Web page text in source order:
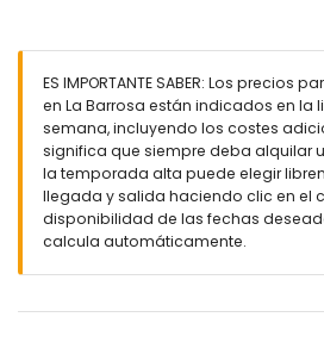
zona de estar exterior y zona de
Más información
pueblo más cercano: La Barrosa
de la casa)
orilla o costa más cercana:
1000 metros de la casa)
playa más cercana: La Barrosa (a
de la casa)
parque más cercano a menos
ES IMPORTANTE SABER: Los precios
en La Barrosa están indicados en la
semana, incluyendo los costes
significa que siempre deba alquilar
la temporada alta puede elegir
llegada y salida haciendo clic en el
disponibilidad de las fechas
calcula automáticamente.